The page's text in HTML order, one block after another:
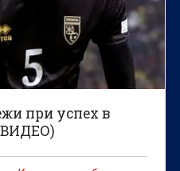
при успех в